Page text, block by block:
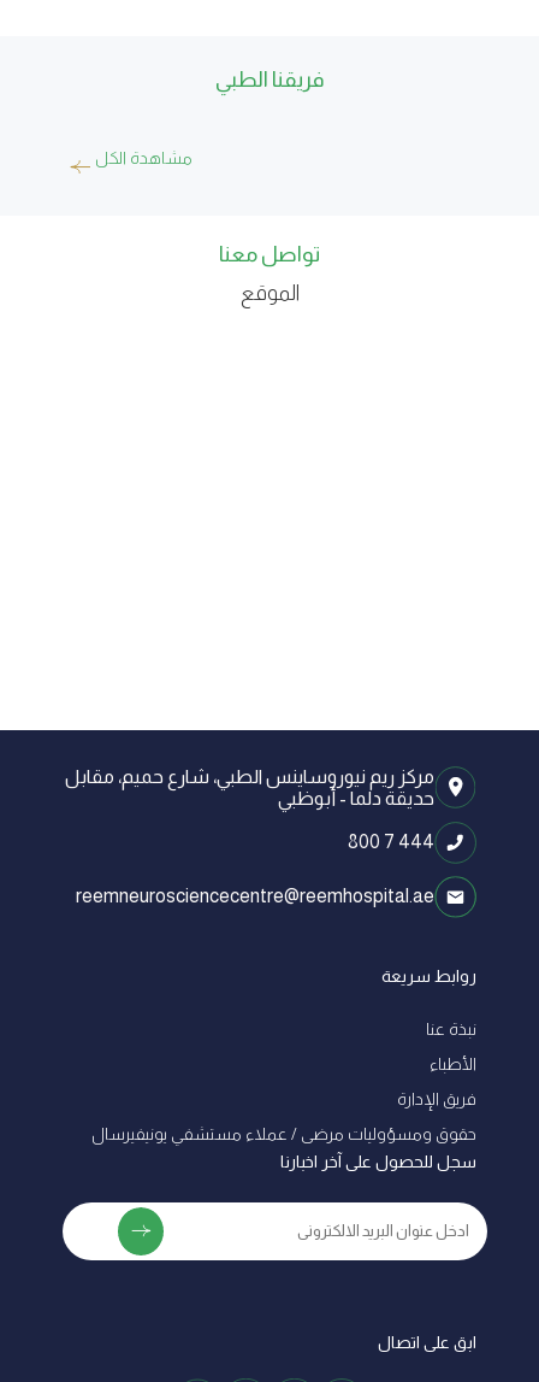
فريقنا الطبي
مشاهدة الكل
تواصل معنا
الموقع
مركز ريم نيوروساينس الطبي، شارع حميم، مقابل
حديقة دلما - أبوظبي
800 7 444
reemneurosciencecentre@reemhospital.ae
روابط سريعة
نبذة عنا
الأطباء
فريق الإدارة
ﺣﻘﻮق وﻣﺴﺆوﻟﻴﺎت ﻣﺮﺿﻰ / ﻋﻤﻼء ﻣﺴﺘﺸﻔﻲ ﻳﻮﻧﻴﻔﻴﺮﺳﺎل
سجل للحصول على آخر اخبارنا
ابق على اتصال